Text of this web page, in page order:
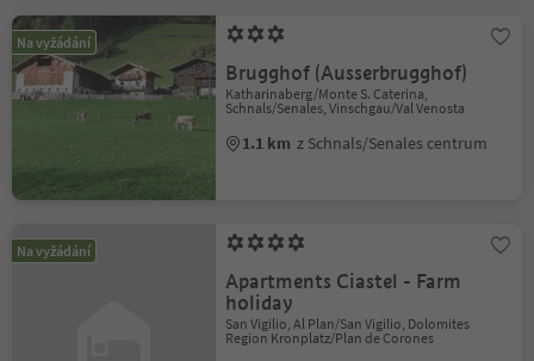
Na vyžádání
Brugghof (Ausserbrugghof)
Katharinaberg/Monte S. Caterina,
Schnals/Senales, Vinschgau/Val Venosta
1.1 km z Schnals/Senales centrum
Na vyžádání
Apartments Ciastel - Farm
holiday
San Vigilio, Al Plan/San Vigilio, Dolomites
Region Kronplatz/Plan de Corones